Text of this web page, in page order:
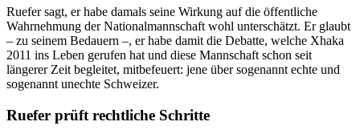
Ruefer sagt, er habe damals seine Wirkung auf die öffentliche
Wahrnehmung der Nationalmannschaft wohl unterschätzt. Er glaubt
– zu seinem Bedauern –, er habe damit die Debatte, welche Xhaka
2011 ins Leben gerufen hat und diese Mannschaft schon seit
längerer Zeit begleitet, mitbefeuert: jene über sogenannt echte und
sogenannt unechte Schweizer.
Ruefer prüft rechtliche Schritte